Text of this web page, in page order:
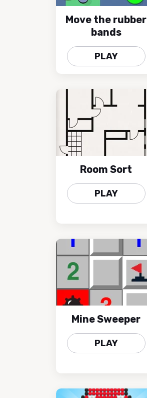
Move the rubber
bands
PLAY
Room Sort
PLAY
Mine Sweeper
PLAY